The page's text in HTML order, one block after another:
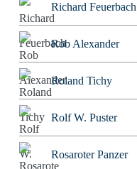
Richard Feuerbach
Rob Alexander
Roland Tichy
Rolf W. Puster
Rosaroter Panzer